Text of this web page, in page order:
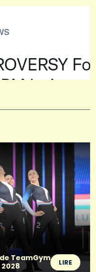
TeamGym
LIRE